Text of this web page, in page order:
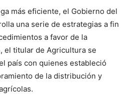
más eficiente, el Gobierno del
una serie de estrategias a fin
a favor de la
el titular de Agricultura se
país con quienes estableció
de la distribución y